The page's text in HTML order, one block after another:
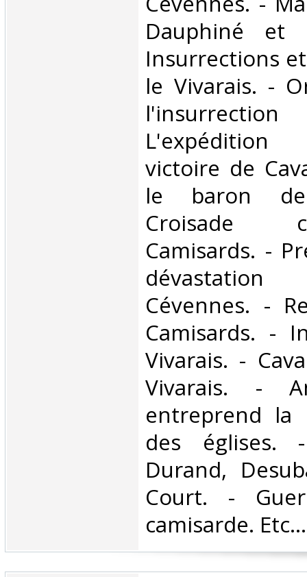
Dauphiné et
Insurrections
le Vivarais. -
l'insurrection
L'expédition
victoire de
le baron
Croisade
Camisards. -
dévastation
Cévennes. -
Camisards. -
Vivarais. -
Vivarais. -
entreprend la
des églises.
Durand,
Court. -
camisarde.